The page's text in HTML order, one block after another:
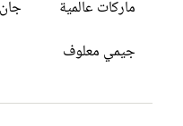
ماركات عالمية
جيمي معلوف